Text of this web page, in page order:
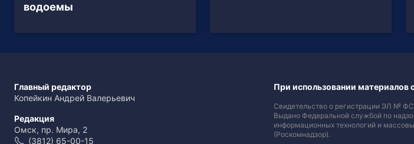
водоемы
Главный редактор
Копейкин Андрей Валерьевич
Редакция
Омск, пр. Мира, 2
(3812) 65-00-15
При использовании материалов
Свидетельство о регистрации ЭЛ №
Выдано Федеральной службой по
информационных технологий и
(Роскомнадзор).